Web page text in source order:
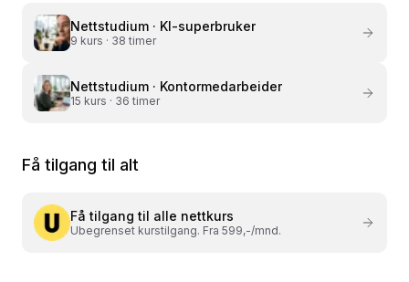
Nettstudium · KI-superbruker
9 kurs · 38 timer
Nettstudium · Kontormedarbeider
15 kurs · 36 timer
Få tilgang til alt
Få tilgang til alle nettkurs
Ubegrenset kurstilgang. Fra 599,-/mnd.